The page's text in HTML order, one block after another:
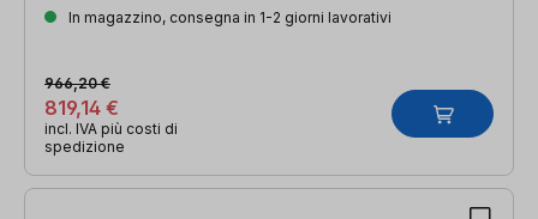
In magazzino, consegna in 1-2 giorni lavorativi
819,14 €
966,20 €
incl. IVA più costi di
spedizione